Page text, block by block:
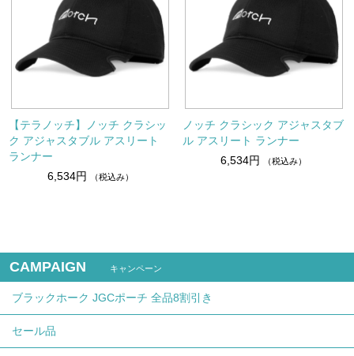
【テラノッチ】ノッチ クラシッ
ク アジャスタブル アスリート
ランナー
6,534円
（税込み）
ノッチ クラシック アジャスタブ
ル アスリート ランナー
6,534円
（税込み）
CAMPAIGN キャンペーン
ブラックホーク JGCポーチ 全品8割引き
セール品